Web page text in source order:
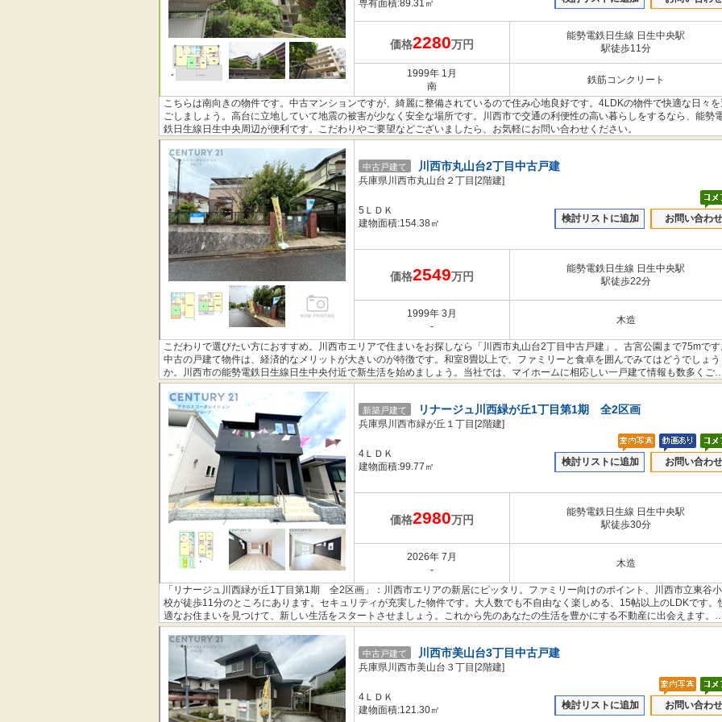
専有面積:89.31㎡
価格2280万円
能勢電鉄日生線 日生中央駅
駅徒歩11分
1999年 1月
南
鉄筋コンクリート
こちらは南向きの物件です。中古マンションですが、綺麗に整備されているので住み心地良好です。4LDKの物件で快適な日々を
ごしましょう。高台に立地していて地震の被害が少なく安全な場所です。川西市で交通の利便性の高い暮らしをするなら、能勢
鉄日生線日生中央周辺が便利です。こだわりやご要望などございましたら、お気軽にお問い合わせください。
中古戸建て 川西市丸山台2丁目中古戸建
兵庫県川西市丸山台２丁目[2階建]
5ＬＤＫ
建物面積:154.38㎡
検討リストに追加 お問い合わせ
価格2549万円
能勢電鉄日生線 日生中央駅
駅徒歩22分
1999年 3月
-
木造
こだわりで選びたい方におすすめ。川西市エリアで住まいをお探しなら「川西市丸山台2丁目中古戸建」。古宮公園まで75mです
中古の戸建て物件は、経済的なメリットが大きいのが特徴です。和室8畳以上で、ファミリーと食卓を囲んでみてはどうでしょう
か。川西市の能勢電鉄日生線日生中央付近で新生活を始めましょう。当社では、マイホームに相応しい一戸建て情報も数多くご
意しております。
新築戸建て リナージュ川西緑が丘1丁目第1期 全2区画
兵庫県川西市緑が丘１丁目[2階建]
4ＬＤＫ
建物面積:99.77㎡
検討リストに追加 お問い合わせ
価格2980万円
能勢電鉄日生線 日生中央駅
駅徒歩30分
2026年 7月
-
木造
「リナージュ川西緑が丘1丁目第1期 全2区画」：川西市エリアの新居にピッタリ。ファミリー向けのポイント、川西市立東谷
校が徒歩11分のところにあります。セキュリティが充実した物件です。大人数でも不自由なく楽しめる、15帖以上のLDKです。
適なお住まいを見つけて、新しい生活をスタートさせましょう。これから先のあなたの生活を豊かにする不動産に出会えます。
ひご検討ください。
中古戸建て 川西市美山台3丁目中古戸建
兵庫県川西市美山台３丁目[2階建]
4ＬＤＫ
建物面積:121.30㎡
検討リストに追加 お問い合わせ